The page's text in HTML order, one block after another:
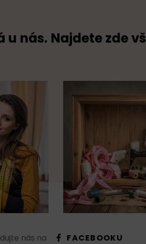
u nás. Najdete zde
nás na FACEBOOKU